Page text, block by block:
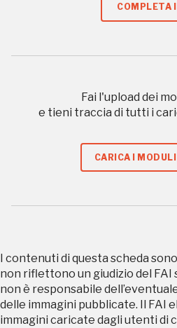
COMPLETA
Fai l'upload dei
e tieni traccia di tutti i
CARICA I
I contenuti di questa scheda
non riflettono un giudizio del FAI
non è responsabile
delle immagini pubblicate. Il FAI
immagini caricate dagli utenti di
Ingresso gratuito